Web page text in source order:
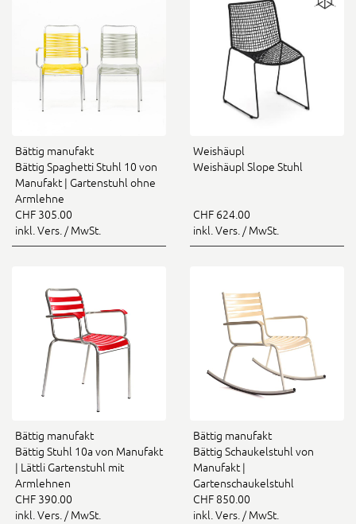
Bättig manufakt
Bättig Spaghetti Stuhl 10 von
Manufakt | Gartenstuhl ohne
Armlehne
CHF 305.00
inkl. Vers. / MwSt.
Weishäupl
Weishäupl Slope Stuhl
CHF 624.00
inkl. Vers. / MwSt.
Bättig manufakt
Bättig Stuhl 10a von Manufakt
| Lättli Gartenstuhl mit
Armlehnen
CHF 390.00
inkl. Vers. / MwSt.
Bättig manufakt
Bättig Schaukelstuhl von
Manufakt |
Gartenschaukelstuhl
CHF 850.00
inkl. Vers. / MwSt.